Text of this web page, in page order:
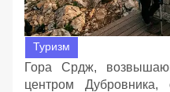
Туризм
Гора Срдж,
центром Дубровника,